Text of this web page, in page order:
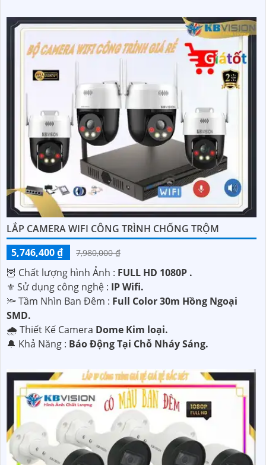
LẮP CAMERA WIFI CÔNG TRÌNH CHỐNG TRỘM
5,746,400 ₫
7,980,000 ₫
🦉 Chất lượng hình Ảnh : FULL HD 1080P .
⚜️ Sử dụng công nghệ : IP Wifi.
🔦 Tầm Nhìn Ban Đêm : Full Color 30m Hồng Ngoại
SMD.
🌧️ Thiết Kế Camera Dome Kim loại.
️🔔 Khả Năng : Báo Động Tại Chỗ Nháy Sáng.